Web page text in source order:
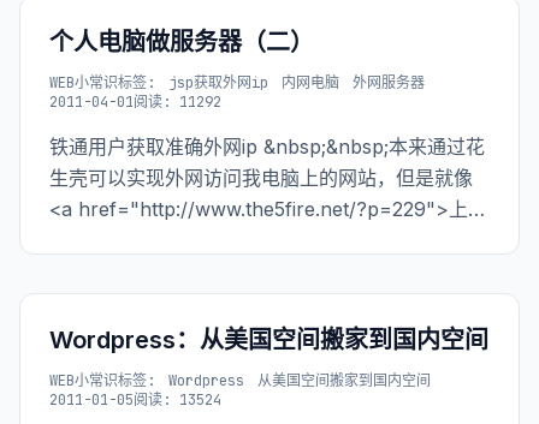
个人电脑做服务器（二）
WEB小常识标签: jsp获取外网ip 内网电脑
外网服务器
2011-04-01阅读: 11292
铁通用户获取准确外网ip &nbsp;&nbsp;本来通过花
生壳可以实现外网访问我电脑上的网站，但是就像
<a href="http://www.the5fire.net/?p=229">上篇
Wordpress：从美国空间搬家到国内空间
WEB小常识标签: Wordpress
从美国空间搬家到国内空间
2011-01-05阅读: 13524